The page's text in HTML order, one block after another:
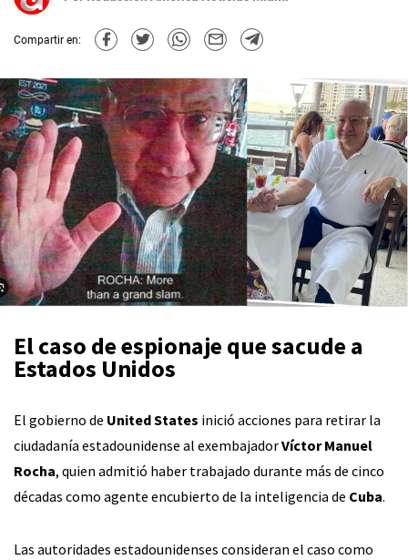
Compartir en:
El caso de espionaje que sacude a
Estados Unidos
El gobierno de United States inició acciones para retirar la
ciudadanía estadounidense al exembajadorVíctor Manuel
Rocha, quien admitió haber trabajado durante más de cinco
décadas como agente encubierto de la inteligencia de Cuba.
Las autoridades estadounidenses consideran el caso como